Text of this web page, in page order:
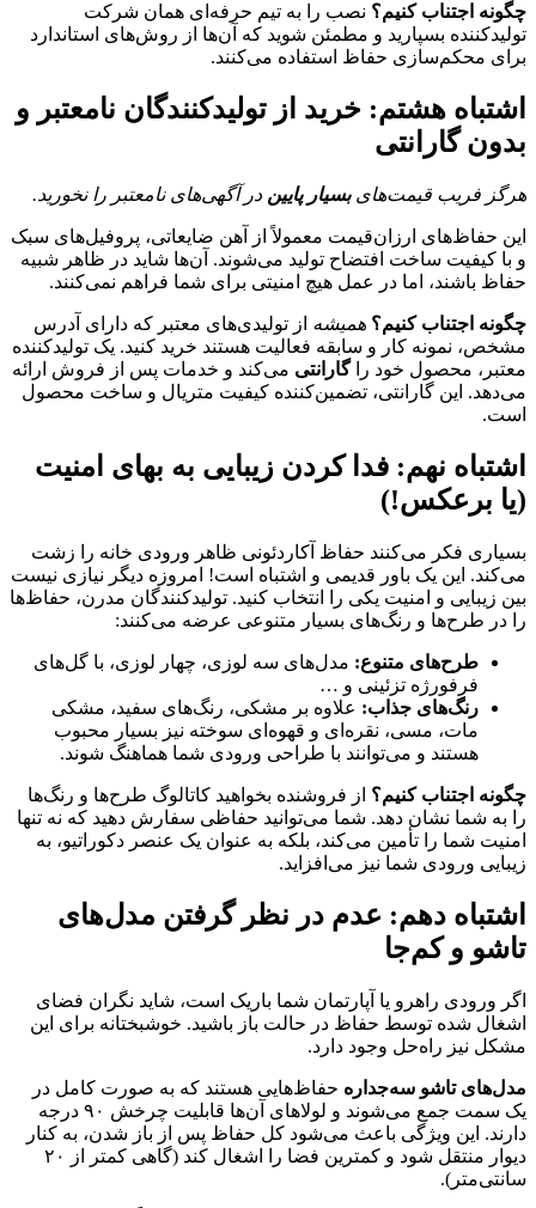
چگونه اجتناب کنیم؟ نصب را به تیم حرفه‌ای همان شرکت
تولیدکننده بسپارید و مطمئن شوید که آن‌ها از روش‌های استاندارد
برای محکم‌سازی حفاظ استفاده می‌کنند.
اشتباه هشتم: خرید از تولیدکنندگان نامعتبر و
بدون گارانتی
هرگز فریب قیمت‌هایبسیار پایین در آگهی‌های نامعتبر را نخورید.
این حفاظ‌های ارزان‌قیمت معمولاً از آهن ضایعاتی، پروفیل‌های سبک
و با کیفیت ساخت افتضاح تولید می‌شوند. آن‌ها شاید در ظاهر شبیه
حفاظ باشند، اما در عمل هیچ امنیتی برای شما فراهم نمی‌کنند.
چگونه اجتناب کنیم؟ همیشه از تولیدی‌های معتبر که دارای آدرس
مشخص، نمونه کار و سابقه فعالیت هستند خرید کنید. یک تولیدکننده
معتبر، محصول خود راگارانتی می‌کند و خدمات پس از فروش ارائه
می‌دهد. این گارانتی، تضمین‌کننده کیفیت متریال و ساخت محصول
است.
اشتباه نهم: فدا کردن زیبایی به بهای امنیت
(یا برعکس!)
بسیاری فکر می‌کنند حفاظ آکاردئونی ظاهر ورودی خانه را زشت
می‌کند. این یک باور قدیمی و اشتباه است! امروزه دیگر نیازی نیست
بین زیبایی و امنیت یکی را انتخاب کنید. تولیدکنندگان مدرن، حفاظ‌ها
را در طرح‌ها و رنگ‌های بسیار متنوعی عرضه می‌کنند:
طرح‌های متنوع: مدل‌های سه لوزی، چهار لوزی، با گل‌های
فرفورژه تزئینی و …
رنگ‌های جذاب: علاوه بر مشکی، رنگ‌های سفید، مشکی
مات، مسی، نقره‌ای و قهوه‌ای سوخته نیز بسیار محبوب
هستند و می‌توانند با طراحی ورودی شما هماهنگ شوند.
چگونه اجتناب کنیم؟ از فروشنده بخواهید کاتالوگ طرح‌ها و رنگ‌ها
را به شما نشان دهد. شما می‌توانید حفاظی سفارش دهید که نه تنها
امنیت شما را تأمین می‌کند، بلکه به عنوان یک عنصر دکوراتیو، به
زیبایی ورودی شما نیز می‌افزاید.
اشتباه دهم: عدم در نظر گرفتن مدل‌های
تاشو و کم‌جا
اگر ورودی راهرو یا آپارتمان شما باریک است، شاید نگران فضای
اشغال شده توسط حفاظ در حالت باز باشید. خوشبختانه برای این
مشکل نیز راه‌حل وجود دارد.
مدل‌های تاشو سه‌جداره حفاظ‌هایی هستند که به صورت کامل در
یک سمت جمع می‌شوند و لولاهای آن‌ها قابلیت چرخش ۹۰ درجه
دارند. این ویژگی باعث می‌شود کل حفاظ پس از باز شدن، به کنار
دیوار منتقل شود و کمترین فضا را اشغال کند (گاهی کمتر از ۲۰
سانتی‌متر).